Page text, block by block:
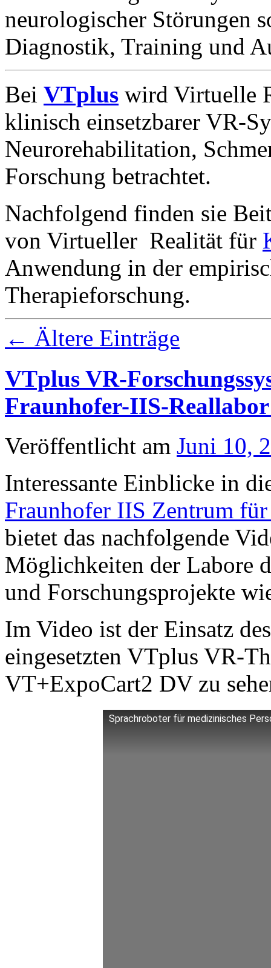
neurologischer Störungen
Diagnostik, Training und
Bei VTplus wird Virtuelle
klinisch einsetzbarer VR-
Neurorehabilitation,
Forschung betrachtet.
Nachfolgend finden sie
von Virtueller Realität für
Anwendung in der
Therapieforschung.
← Ältere Einträge
VTplus VR-
Fraunhofer-IIS-
Veröffentlicht am Juni 10,
Interessante Einblicke in
Fraunhofer IIS Zentrum
bietet das nachfolgende
Möglichkeiten der Labore
und Forschungsprojekte
Im Video ist der Einsatz
eingesetzten VTplus VR-
VT+ExpoCart2 DV zu
Sprachroboter für medizinisches